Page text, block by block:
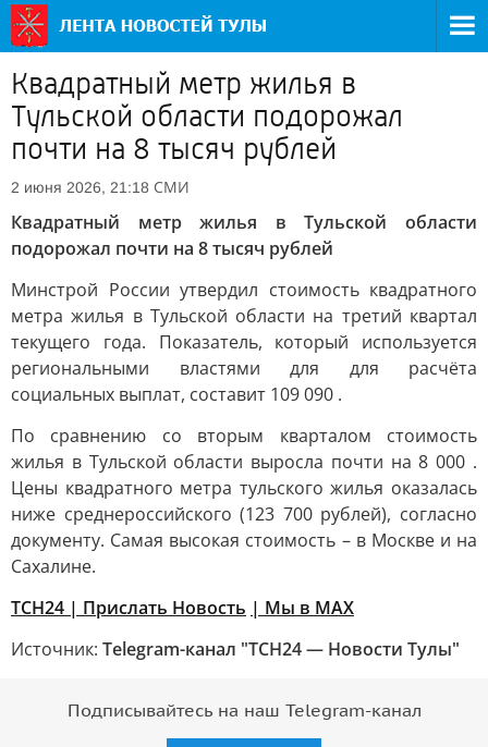
Квадратный метр жилья в
Тульской области подорожал
почти на 8 тысяч рублей
2 июня 2026, 21:18 СМИ
Квадратный метр жилья в Тульской области
подорожал почти на 8 тысяч рублей
Минстрой России утвердил стоимость квадратного
метра жилья в Тульской области на третий квартал
текущего года. Показатель, который используется
региональными властями для для расчёта
социальных выплат, составит 109 090 .
По сравнению со вторым кварталом стоимость
жилья в Тульской области выросла почти на 8 000 .
Цены квадратного метра тульского жилья оказалась
ниже среднероссийского (123 700 рублей), согласно
документу. Самая высокая стоимость – в Москве и на
Сахалине.
ТСН24 | Прислать Новость | Мы в МАХ
Источник: Telegram-канал "ТСН24 — Новости Тулы"
Подписывайтесь на наш Telegram-канал